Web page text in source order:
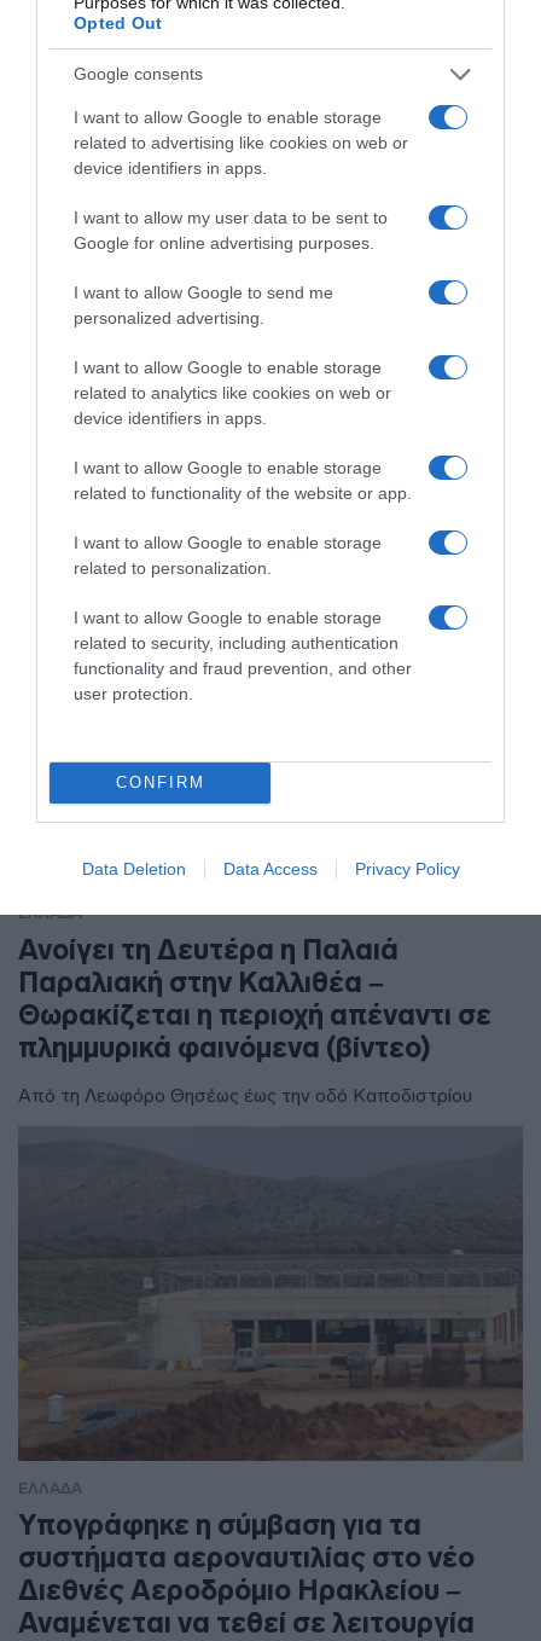
Opted Out
Google consents
I want to allow Google to enable storage
related to advertising like cookies on web or
device identifiers in apps.
I want to allow my user data to be sent to
Google for online advertising purposes.
I want to allow Google to send me
personalized advertising.
I want to allow Google to enable storage
related to analytics like cookies on web or
device identifiers in apps.
I want to allow Google to enable storage
related to functionality of the website or app.
I want to allow Google to enable storage
related to personalization.
I want to allow Google to enable storage
related to security, including authentication
functionality and fraud prevention, and other
user protection.
CONFIRM
Data Deletion Data Access Privacy Policy
ΕΛΛΑΔΑ
ΕΛΛΑΔΑ
Ανοίγει τη Δευτέρα η Παλαιά
Παραλιακή στην Καλλιθέα –
Θωρακίζεται η περιοχή απέναντι σε
πλημμυρικά φαινόμενα (βίντεο)
Από τη Λεωφόρο Θησέως έως την οδό Καποδιστρίου
ΕΛΛΑΔΑ
Υπογράφηκε η σύμβαση για τα
συστήματα αεροναυτιλίας στο νέο
Διεθνές Αεροδρόμιο Ηρακλείου –
Αναμένεται να τεθεί σε λειτουργία